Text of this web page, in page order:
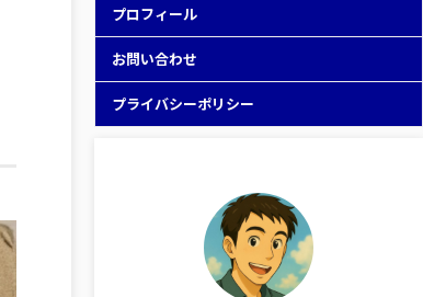
プロフィール
お問い合わせ
プライバシーポリシー